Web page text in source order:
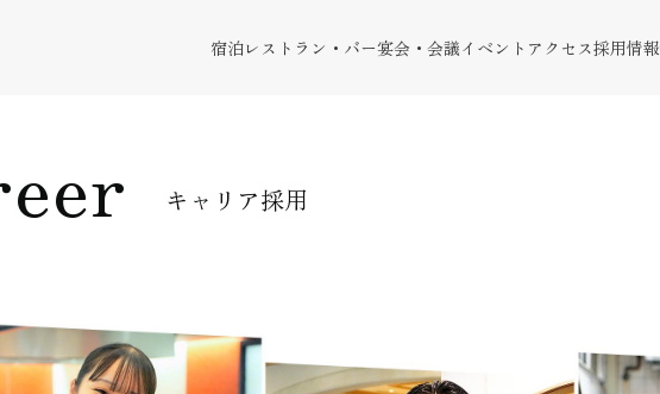
宿泊レストラン・バー宴会・会議イベント アクセス採用情報
キャリア採用